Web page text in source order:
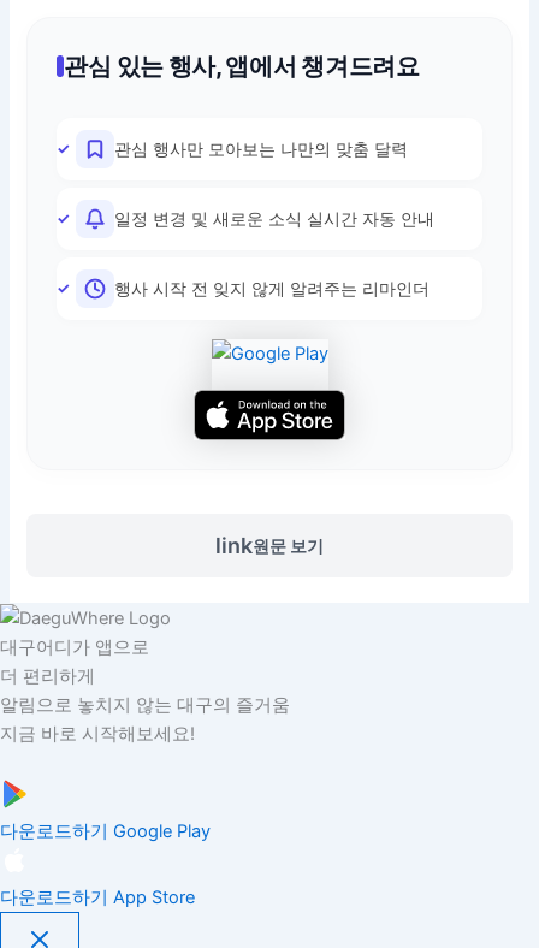
관심 있는 행사, 앱에서 챙겨드려요
관심 행사만 모아보는 나만의 맞춤 달력
일정 변경 및 새로운 소식 실시간 자동 안내
행사 시작 전 잊지 않게 알려주는 리마인더
link원문 보기
대구어디가 앱으로
더 편리하게
알림으로 놓치지 않는 대구의 즐거움
지금 바로 시작해보세요!
다운로드하기 Google Play
다운로드하기 App Store